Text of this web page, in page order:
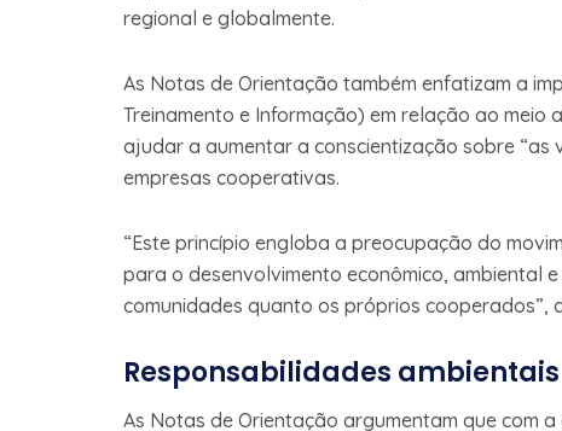
regional e globalmente.
As Notas de Orientação também enfatizam a
Treinamento e Informação) em relação ao
ajudar a aumentar a conscientização sobre “as
empresas cooperativas.
“Este princípio engloba a preocupação do
para o desenvolvimento econômico, ambiental
comunidades quanto os próprios cooperados”,
Responsabilidades ambientais
As Notas de Orientação argumentam que com